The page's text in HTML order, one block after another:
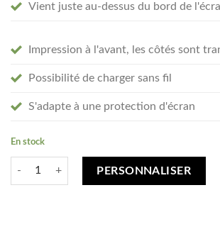
Vient juste au-dessus du bord de
Impression à l'avant, les côtés sont
Possibilité de charger sans fil
S'adapte à une protection d'écran
En stock
quantité de Créez votre Google Pixel 7 Pro
PERSONNALISER